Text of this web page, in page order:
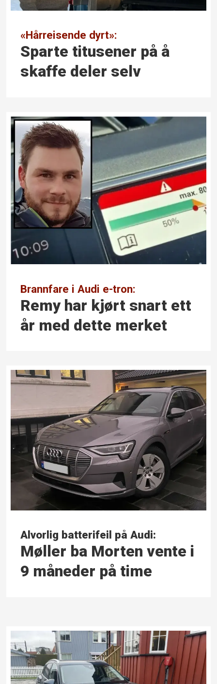
«Hårreisende dyrt»:
Sparte titusener på å
skaffe deler selv
Brannfare i Audi e-tron:
Remy har kjørt snart ett
år med dette merket
Alvorlig batterifeil på Audi:
Møller ba Morten vente i
9 måneder på time